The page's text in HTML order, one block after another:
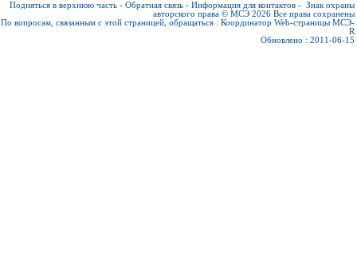
Подняться в верхнюю часть - Обратная связь - Информация для контактов - Знак охраны
авторского права © МСЭ 2026 Все права сохранены
По вопросам, связанным с этой страницей, обращаться : Координатор Web-страницы МСЭ-
R
Обновлено : 2011-06-15